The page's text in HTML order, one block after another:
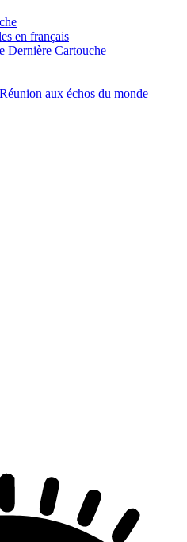
en français
Dernière Cartouche
aux échos du monde